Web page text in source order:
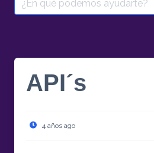
for:
API´s
4 años ago